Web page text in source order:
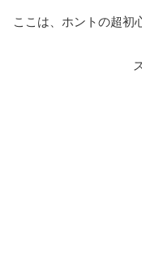
ここは、ホントの超初